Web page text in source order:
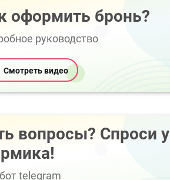
оформить бронь?
руководство
Смотреть видео
вопросы? Спроси у
telegram